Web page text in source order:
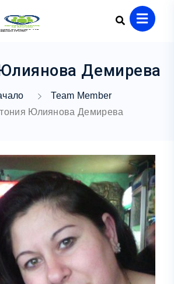
Демирева
Team Member
Юлиянова Демирева